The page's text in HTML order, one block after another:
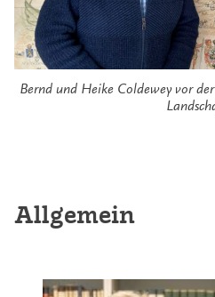
Bernd und Heike Coldewey vor
Allgemein